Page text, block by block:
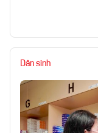
Dân sinh